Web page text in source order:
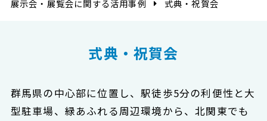
展示会・展覧会に関する活用事例
式典・祝賀会
式典・祝賀会
群馬県の中心部に位置し、駅徒歩5分の利便性と大
型駐車場、緑あふれる周辺環境から、北関東でも